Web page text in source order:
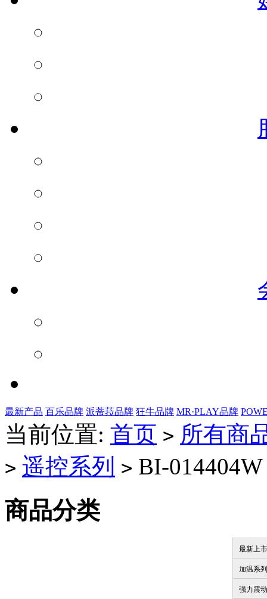
最新产品 百乐品牌 派蒂菈品牌 狂牛品牌 MR·PLAY品牌
当前位置: 首页 > 所有商
> 遥控系列 > BI-014404W
商品分类
最新上市
加温系列
强力震动